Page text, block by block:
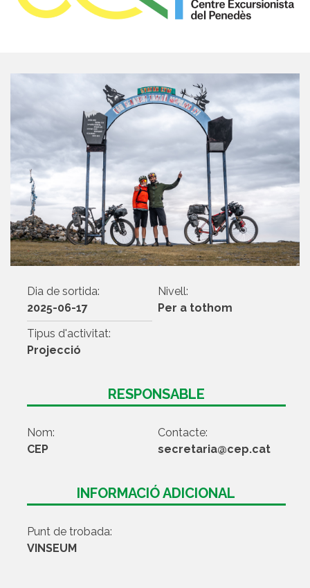
Dia de sortida:
2025-06-17
Nivell:
Per a tothom
Tipus d'activitat:
Projecció
RESPONSABLE
Nom:
CEP
Contacte:
secretaria@cep.cat
INFORMACIÓ ADICIONAL
Punt de trobada:
VINSEUM